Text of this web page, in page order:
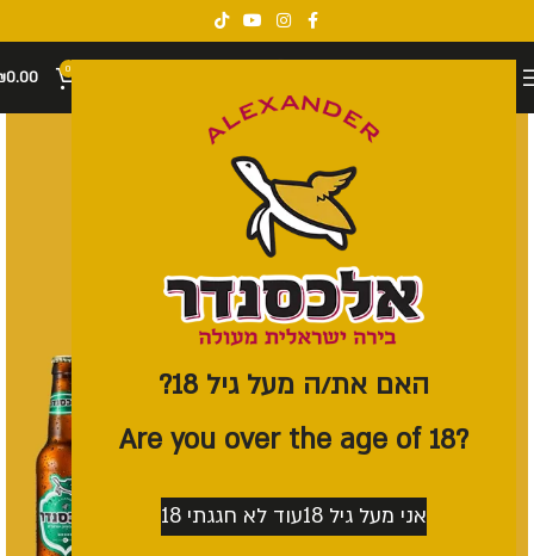
האם את/ה מעל גיל 18?
?Are you over the age of 18
אני מעל גיל 18 עוד לא חגגתי 18
0
0.00